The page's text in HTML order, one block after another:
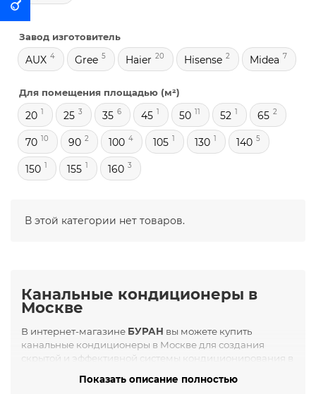
Завод изготовитель
AUX 4 Gree 5 Haier 20 Hisense 2 Midea 7
Для помещения площадью (м²)
20 1 25 3 35 6 45 1 50 11 52 1 65 2
70 10 90 2 100 4 105 1 130 1 140 5
150 1 155 1 160 3
В этой категории нет товаров.
Канальные кондиционеры в
Москве
В интернет-магазине БУРАН вы можете купить
канальные кондиционеры в Москве для создания
скрытой и эффективной системы кондиционирования в
оборудование особенно востребовано для квартир со
Показать описание полностью